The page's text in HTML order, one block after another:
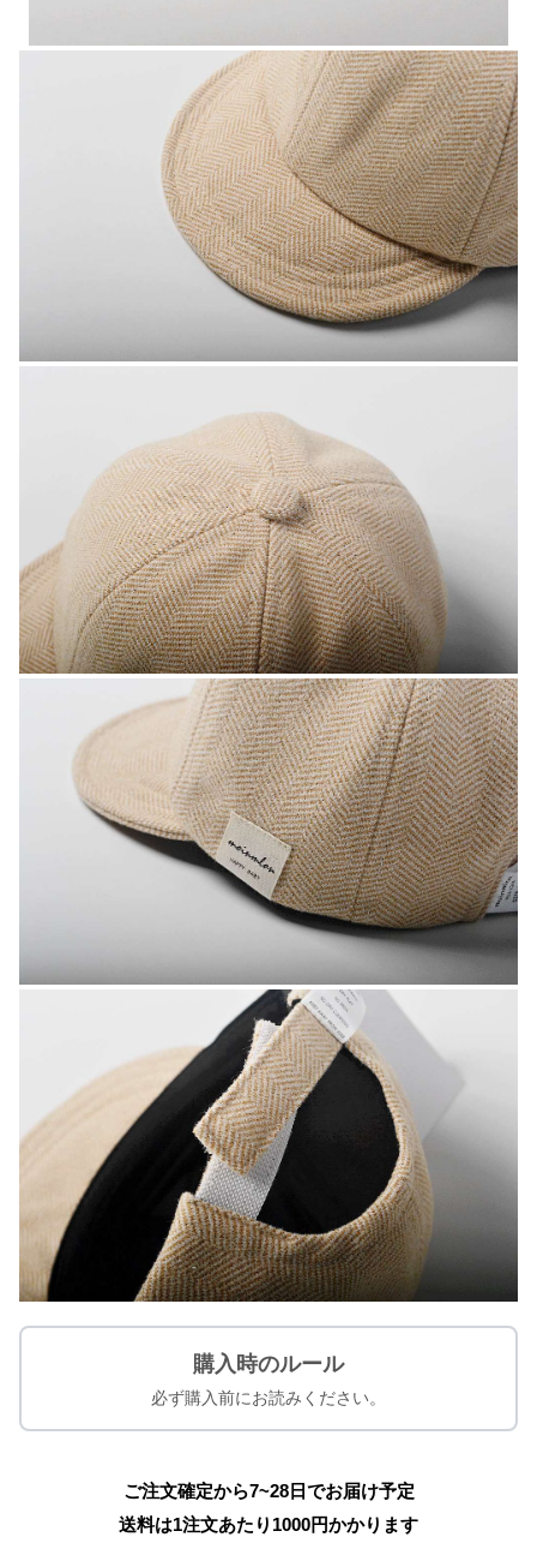
購入時のルール
必ず購入前にお読みください。
ご注文確定から7~28日でお届け予定
送料は1注文あたり 1000円かかります